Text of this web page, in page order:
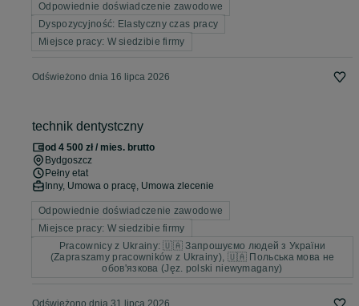
Odpowiednie doświadczenie zawodowe
Dyspozycyjność: Elastyczny czas pracy
Miejsce pracy: W siedzibie firmy
Odświeżono dnia 16 lipca 2026
technik dentystczny
od 4 500 zł / mies. brutto
Bydgoszcz
Pełny etat
Inny, Umowa o pracę, Umowa zlecenie
Odpowiednie doświadczenie zawodowe
Miejsce pracy: W siedzibie firmy
Pracownicy z Ukrainy: 🇺🇦 Запрошуємо людей з України
(Zapraszamy pracowników z Ukrainy), 🇺🇦 Польська мова не
обов'язкова (Jęz. polski niewymagany)